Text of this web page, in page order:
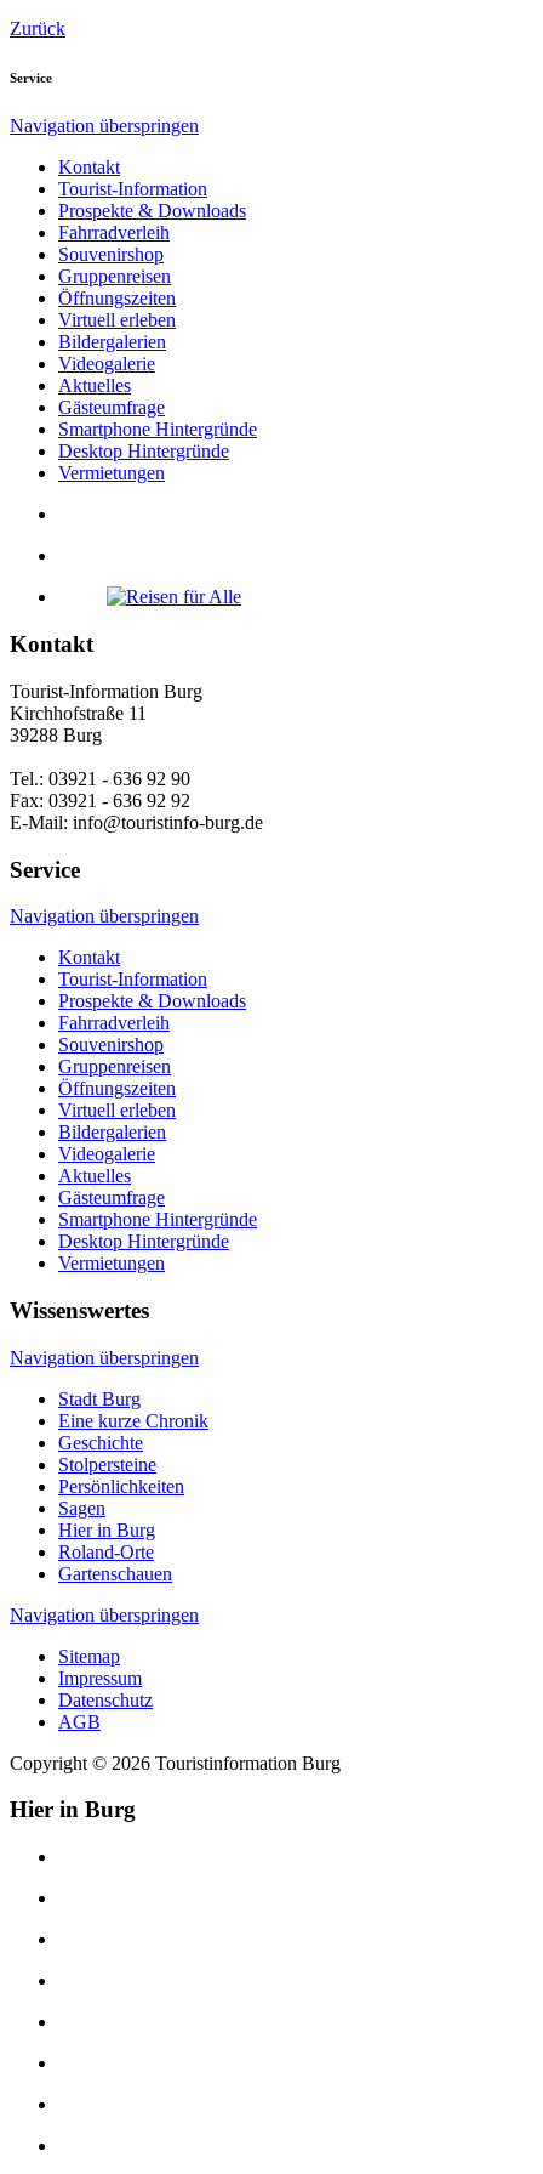
Zurück
Service
Navigation überspringen
Kontakt
Tourist-Information
Prospekte & Downloads
Fahrradverleih
Souvenirshop
Gruppenreisen
Öffnungszeiten
Virtuell erleben
Bildergalerien
Videogalerie
Aktuelles
Gästeumfrage
Smartphone Hintergründe
Desktop Hintergründe
Vermietungen
Kontakt
Tourist-Information Burg
Kirchhofstraße 11
39288 Burg
Tel.: 03921 - 636 92 90
Fax: 03921 - 636 92 92
E-Mail: info@touristinfo-burg.de
Service
Navigation überspringen
Kontakt
Tourist-Information
Prospekte & Downloads
Fahrradverleih
Souvenirshop
Gruppenreisen
Öffnungszeiten
Virtuell erleben
Bildergalerien
Videogalerie
Aktuelles
Gästeumfrage
Smartphone Hintergründe
Desktop Hintergründe
Vermietungen
Wissenswertes
Navigation überspringen
Stadt Burg
Eine kurze Chronik
Geschichte
Stolpersteine
Persönlichkeiten
Sagen
Hier in Burg
Roland-Orte
Gartenschauen
Navigation überspringen
Sitemap
Impressum
Datenschutz
AGB
Copyright © 2026 Touristinformation Burg
Hier in Burg